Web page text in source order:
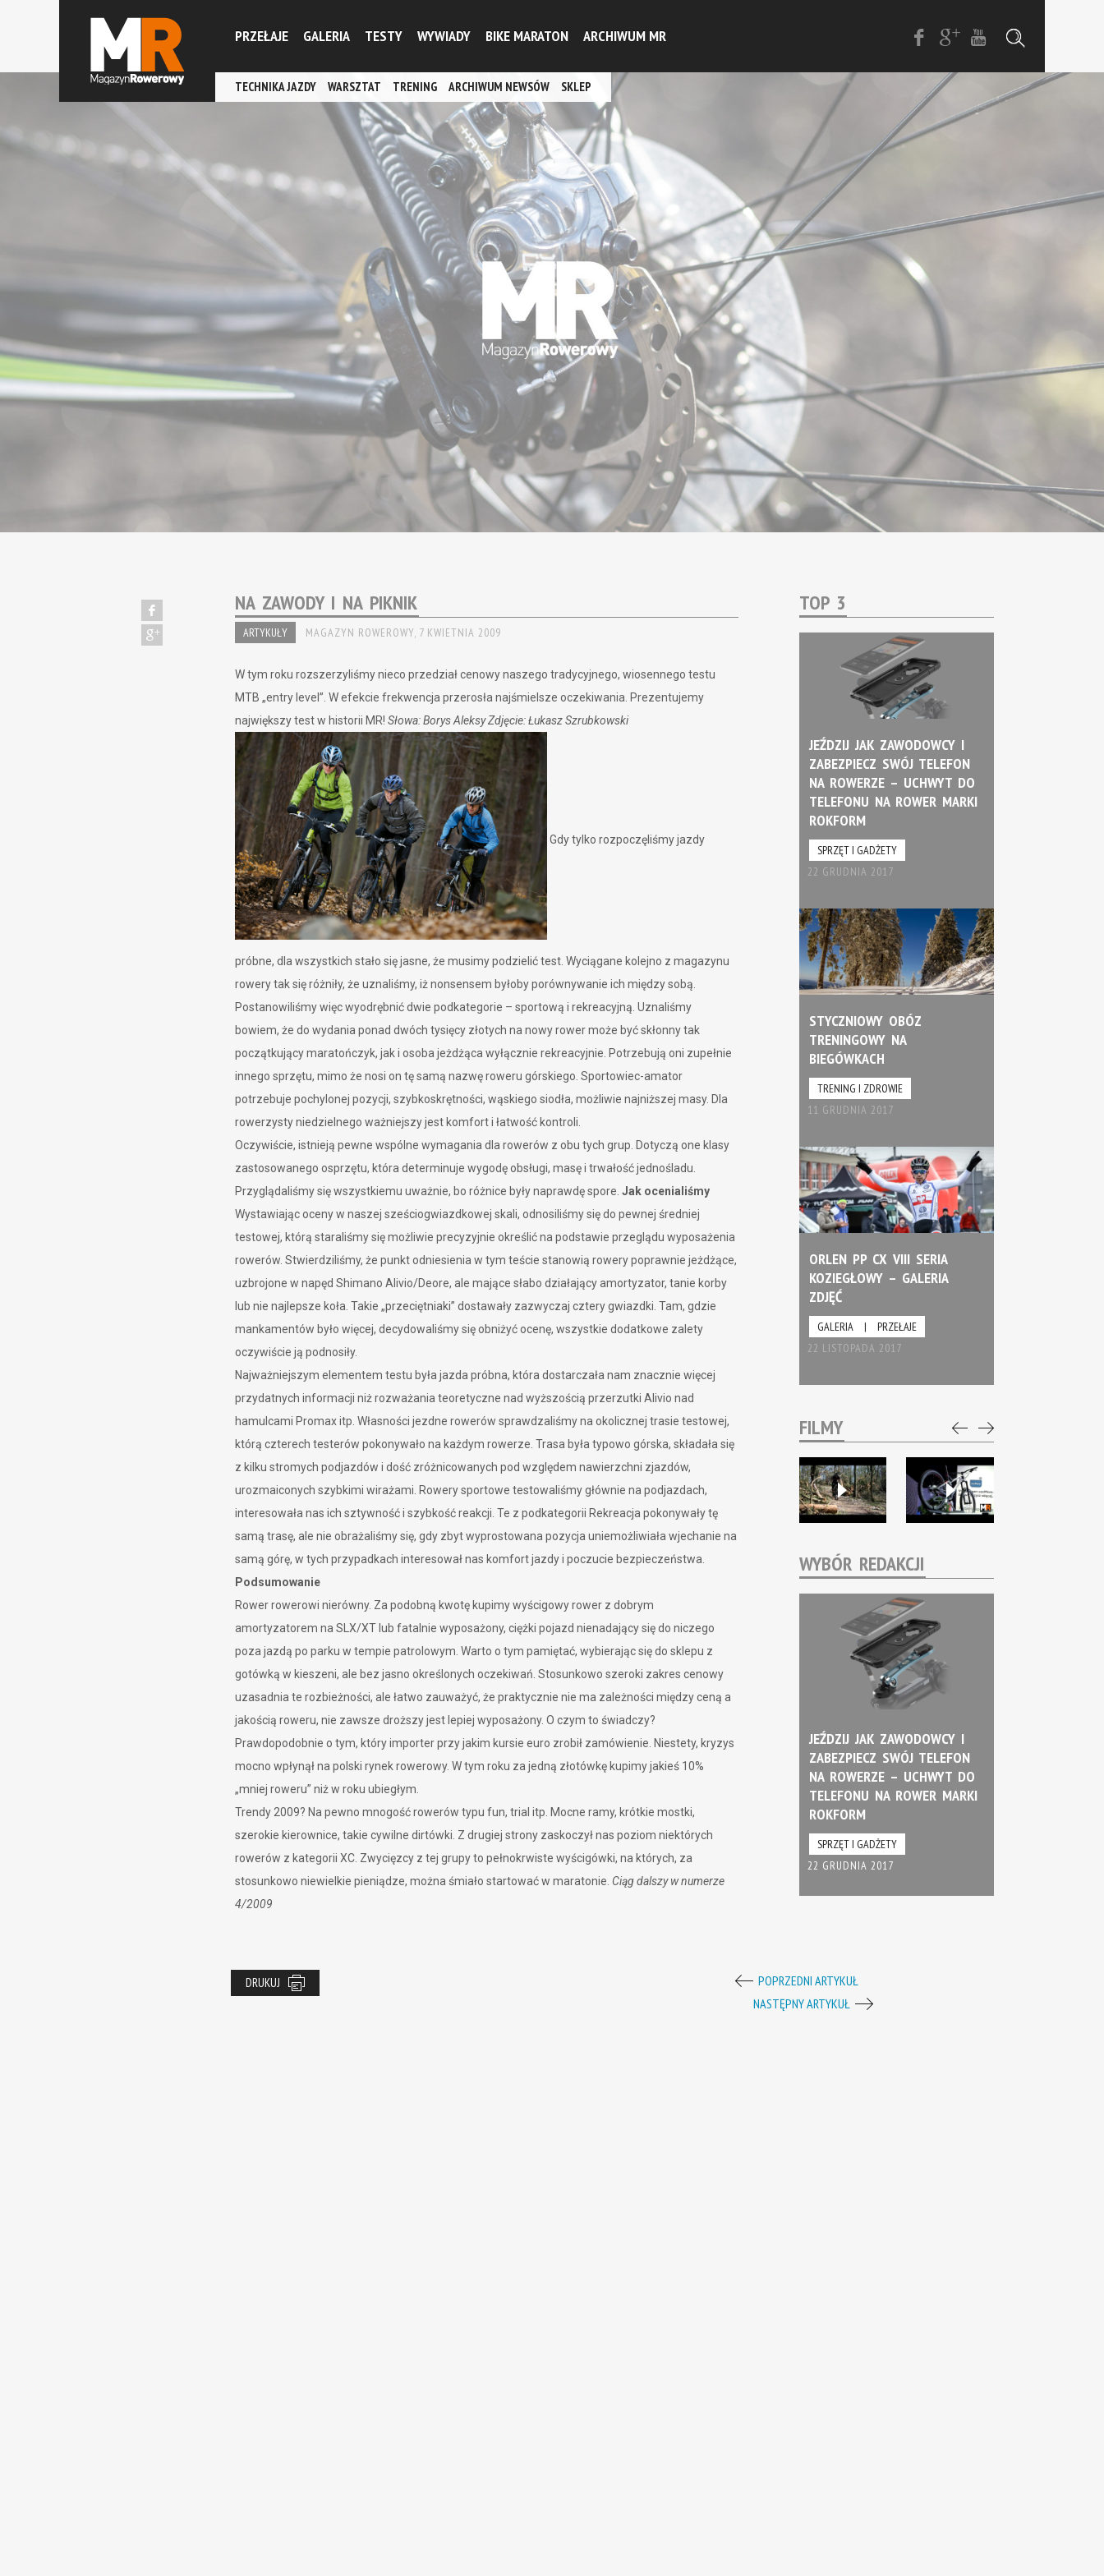
PRZEŁAJE GALERIA TESTY WYWIADY BIKE MARATON ARCHIWUM MR
TECHNIKA JAZDY WARSZTAT TRENING ARCHIWUM NEWSÓW SKLEP
NA ZAWODY I NA PIKNIK
ARTYKUŁY MAGAZYN ROWEROWY, 7 KWIETNIA 2009
W tym roku rozszerzyliśmy nieco przedział cenowy naszego tradycyjnego, wiosennego testu
MTB „entry level”. W efekcie frekwencja przerosła najśmielsze oczekiwania. Prezentujemy
największy test w historii MR!Słowa: Borys AleksyZdjęcie: Łukasz Szrubkowski
Gdy tylko rozpoczęliśmy jazdy
próbne, dla wszystkich stało się jasne, że musimy podzielić test. Wyciągane kolejno z magazynu
rowery tak się różniły, że uznaliśmy, iż nonsensem byłoby porównywanie ich między sobą.
Postanowiliśmy więc wyodrębnić dwie podkategorie – sportową i rekreacyjną. Uznaliśmy
bowiem, że do wydania ponad dwóch tysięcy złotych na nowy rower może być skłonny tak
początkujący maratończyk, jak i osoba jeżdżąca wyłącznie rekreacyjnie. Potrzebują oni zupełnie
innego sprzętu, mimo że nosi on tę samą nazwę roweru górskiego. Sportowiec-amator
potrzebuje pochylonej pozycji, szybkoskrętności, wąskiego siodła, możliwie najniższej masy. Dla
rowerzysty niedzielnego ważniejszy jest komfort i łatwość kontroli.
Oczywiście, istnieją pewne wspólne wymagania dla rowerów z obu tych grup. Dotyczą one klasy
zastosowanego osprzętu, która determinuje wygodę obsługi, masę i trwałość jednośladu.
Przyglądaliśmy się wszystkiemu uważnie, bo różnice były naprawdę spore.Jak ocenialiśmy
Wystawiając oceny w naszej sześciogwiazdkowej skali, odnosiliśmy się do pewnej średniej
testowej, którą staraliśmy się możliwie precyzyjnie określić na podstawie przeglądu wyposażenia
rowerów. Stwierdziliśmy, że punkt odniesienia w tym teście stanowią rowery poprawnie jeżdżące,
uzbrojone w napęd Shimano Alivio/Deore, ale mające słabo działający amortyzator, tanie korby
lub nie najlepsze koła. Takie „przeciętniaki” dostawały zazwyczaj cztery gwiazdki. Tam, gdzie
mankamentów było więcej, decydowaliśmy się obniżyć ocenę, wszystkie dodatkowe zalety
oczywiście ją podnosiły.
Najważniejszym elementem testu była jazda próbna, która dostarczała nam znacznie więcej
przydatnych informacji niż rozważania teoretyczne nad wyższością przerzutki Alivio nad
hamulcami Promax itp. Własności jezdne rowerów sprawdzaliśmy na okolicznej trasie testowej,
którą czterech testerów pokonywało na każdym rowerze. Trasa była typowo górska, składała się
z kilku stromych podjazdów i dość zróżnicowanych pod względem nawierzchni zjazdów,
urozmaiconych szybkimi wirażami. Rowery sportowe testowaliśmy głównie na podjazdach,
interesowała nas ich sztywność i szybkość reakcji. Te z podkategorii Rekreacja pokonywały tę
samą trasę, ale nie obrażaliśmy się, gdy zbyt wyprostowana pozycja uniemożliwiała wjechanie na
samą górę, w tych przypadkach interesował nas komfort jazdy i poczucie bezpieczeństwa.
Podsumowanie
Rower rowerowi nierówny. Za podobną kwotę kupimy wyścigowy rower z dobrym
amortyzatorem na SLX/XT lub fatalnie wyposażony, ciężki pojazd nienadający się do niczego
poza jazdą po parku w tempie patrolowym. Warto o tym pamiętać, wybierając się do sklepu z
gotówką w kieszeni, ale bez jasno określonych oczekiwań. Stosunkowo szeroki zakres cenowy
uzasadnia te rozbieżności, ale łatwo zauważyć, że praktycznie nie ma zależności między ceną a
jakością roweru, nie zawsze droższy jest lepiej wyposażony. O czym to świadczy?
Prawdopodobnie o tym, który importer przy jakim kursie euro zrobił zamówienie. Niestety, kryzys
mocno wpłynął na polski rynek rowerowy. W tym roku za jedną złotówkę kupimy jakieś 10%
„mniej roweru” niż w roku ubiegłym.
Trendy 2009? Na pewno mnogość rowerów typu fun, trial itp. Mocne ramy, krótkie mostki,
szerokie kierownice, takie cywilne dirtówki. Z drugiej strony zaskoczył nas poziom niektórych
rowerów z kategorii XC. Zwycięzcy z tej grupy to pełnokrwiste wyścigówki, na których, za
stosunkowo niewielkie pieniądze, można śmiało startować w maratonie. Ciąg dalszy w numerze
4/2009
TOP 3
JEŹDZIJ JAK ZAWODOWCY I
ZABEZPIECZ SWÓJ TELEFON
NA ROWERZE – UCHWYT DO
TELEFONU NA ROWER MARKI
ROKFORM
SPRZĘT I GADŻETY
22 GRUDNIA 2017
STYCZNIOWY OBÓZ
TRENINGOWY NA
BIEGÓWKACH
TRENING I ZDROWIE
11 GRUDNIA 2017
ORLEN PP CX VIII SERIA
KOZIEGŁOWY – GALERIA
ZDJĘĆ
GALERIA |
PRZEŁAJE
22 LISTOPADA 2017
FILMY
WYBÓR REDAKCJI
JEŹDZIJ JAK ZAWODOWCY I
ZABEZPIECZ SWÓJ TELEFON
NA ROWERZE – UCHWYT DO
TELEFONU NA ROWER MARKI
ROKFORM
SPRZĘT I GADŻETY
22 GRUDNIA 2017
DRUKUJ
POPRZEDNI ARTYKUŁ
NASTĘPNY ARTYKUŁ